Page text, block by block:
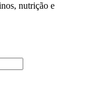
nutrição e